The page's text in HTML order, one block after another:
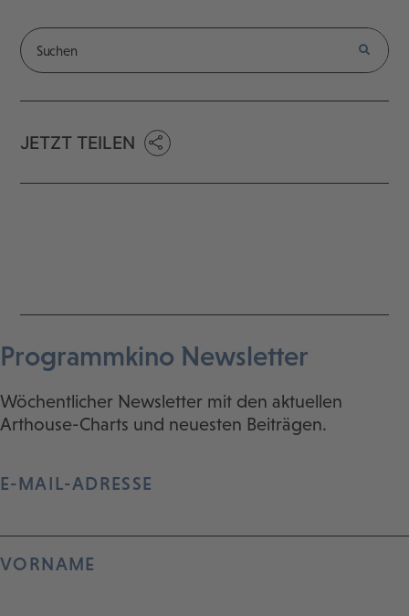
JETZT TEILEN
Programmkino Newsletter
Wöchentlicher Newsletter mit den aktuellen
Arthouse-Charts und neuesten Beiträgen.
E-MAIL-ADRESSE
VORNAME